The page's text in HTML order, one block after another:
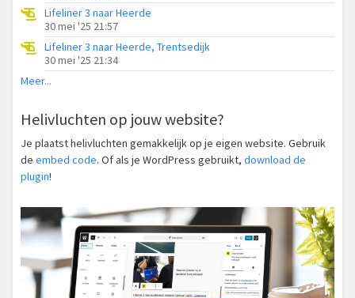
Lifeliner 3 naar Heerde
30 mei '25 21:57
Lifeliner 3 naar Heerde, Trentsedijk
30 mei '25 21:34
Meer...
Helivluchten op jouw website?
Je plaatst helivluchten gemakkelijk op je eigen website. Gebruik
de embed code. Of als je WordPress gebruikt, download de
plugin!